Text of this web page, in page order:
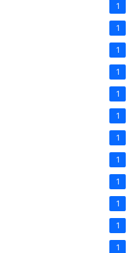
1
1
1
1
1
1
1
1
1
1
1
1